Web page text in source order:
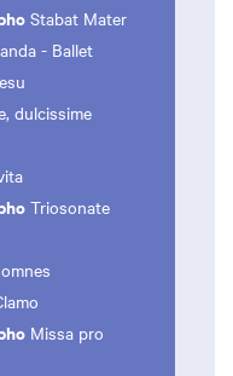
Stabat Mater
- Ballet
dulcissime
Triosonate
Missa pro